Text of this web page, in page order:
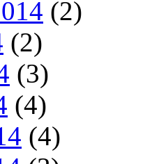
(2)
(2)
(3)
(4)
(4)